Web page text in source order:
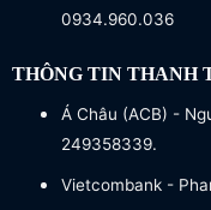
0934.960.036
THÔNG TIN THANH
Á Châu (ACB) -
249358339.
Vietcombank -